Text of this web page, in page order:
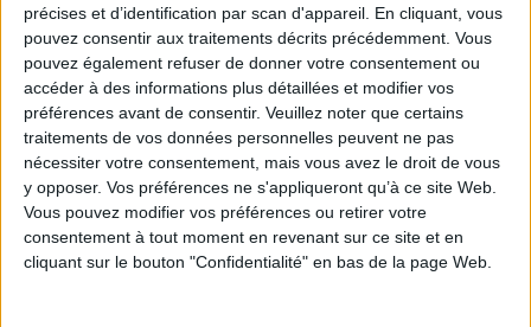
précises et d’identification par scan d'appareil. En cliquant, vous
pouvez consentir aux traitements décrits précédemment. Vous
pouvez également refuser de donner votre consentement ou
accéder à des informations plus détaillées et modifier vos
préférences avant de consentir. Veuillez noter que certains
traitements de vos données personnelles peuvent ne pas
nécessiter votre consentement, mais vous avez le droit de vous
y opposer. Vos préférences ne s'appliqueront qu’à ce site Web.
Vous pouvez modifier vos préférences ou retirer votre
consentement à tout moment en revenant sur ce site et en
cliquant sur le bouton "Confidentialité" en bas de la page Web.
Konica Minolta reprend les fonds de commerce
d’OpenBee et de Doxense
La maturité numérique des entreprises françaises
laisse à désirer